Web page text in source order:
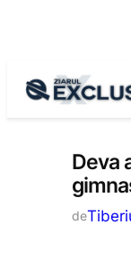
Stiri la
Deva
de